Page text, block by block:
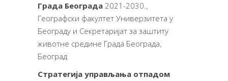
Града Београда 2021-2030.,
Географски факултет Универзитета у
Београду и Секретаријат за заштиту
животне средине Града Београда,
Београд
Стратегија управљања отпадом